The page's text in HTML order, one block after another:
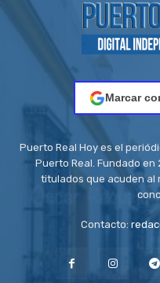
Marcar
Puerto Real Hoy es el
Puerto Real. Fundado
titulados que acuden al
Contacto: